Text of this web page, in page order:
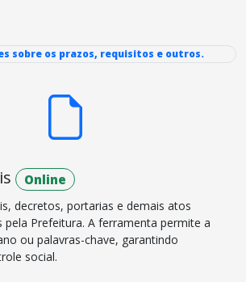
sobre os prazos, requisitos e outros.
Online
decretos, portarias e demais atos
Prefeitura. A ferramenta permite a
ou palavras-chave, garantindo
social.